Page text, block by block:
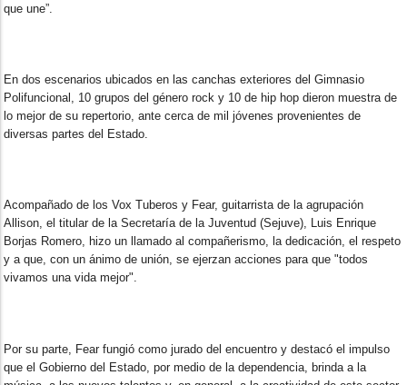
que une”.
En dos escenarios ubicados en las canchas exteriores del Gimnasio
Polifuncional, 10 grupos del género rock y 10 de hip hop dieron muestra de
lo mejor de su repertorio, ante cerca de mil jóvenes provenientes de
diversas partes del Estado.
Acompañado de los Vox Tuberos y Fear, guitarrista de la agrupación
Allison, el titular de la Secretaría de la Juventud (Sejuve), Luis Enrique
Borjas Romero, hizo un llamado al compañerismo, la dedicación, el respeto
y a que, con un ánimo de unión, se ejerzan acciones para que "todos
vivamos una vida mejor".
Por su parte, Fear fungió como jurado del encuentro y destacó el impulso
que el Gobierno del Estado, por medio de la dependencia, brinda a la